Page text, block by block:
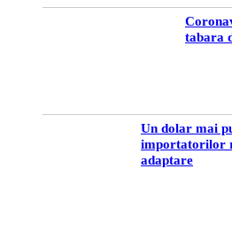
tabara
Un dolar mai
importatorilor
adaptare